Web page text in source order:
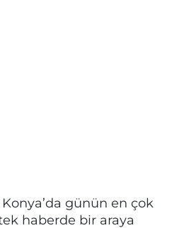
günün en çok
haberde bir araya